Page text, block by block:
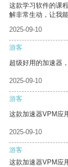
这款学习软件的课
解非常生动，让我
2025-09-10
游客
超级好用的加速器
2025-09-10
游客
这款加速器VPM应
2025-09-10
游客
这款加速器VPM应